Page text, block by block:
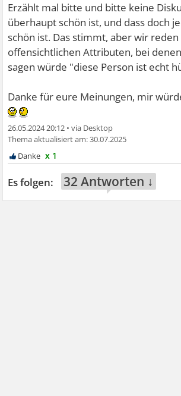
Erzählt mal bitte und bitte keine
überhaupt schön ist, und dass doch
schön ist. Das stimmt, aber wir reden
offensichtlichen Attributen, bei
sagen würde "diese Person ist echt
Danke für eure Meinungen, mir
26.05.2024 20:12 •
30.07.2025
x 1
32 Antworten ↓